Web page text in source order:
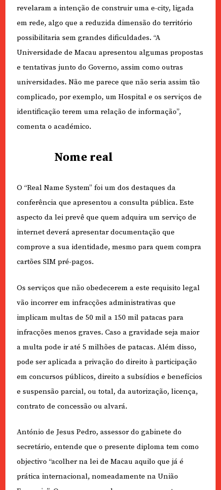
revelaram a intenção de construir uma e-city, ligada
em rede, algo que a reduzida dimensão do território
possibilitaria sem grandes dificuldades. “A
Universidade de Macau apresentou algumas propostas
e tentativas junto do Governo, assim como outras
universidades. Não me parece que não seria assim tão
complicado, por exemplo, um Hospital e os serviços de
identificação terem uma relação de informação”,
comenta o académico.
Nome real
O “Real Name System” foi um dos destaques da
conferência que apresentou a consulta pública. Este
aspecto da lei prevê que quem adquira um serviço de
internet deverá apresentar documentação que
comprove a sua identidade, mesmo para quem compra
cartões SIM pré-pagos.
Os serviços que não obedecerem a este requisito legal
vão incorrer em infracções administrativas que
implicam multas de 50 mil a 150 mil patacas para
infracções menos graves. Caso a gravidade seja maior
a multa pode ir até 5 milhões de patacas. Além disso,
pode ser aplicada a privação do direito à participação
em concursos públicos, direito a subsídios e benefícios
e suspensão parcial, ou total, da autorização, licença,
contrato de concessão ou alvará.
António de Jesus Pedro, assessor do gabinete do
secretário, entende que o presente diploma tem como
objectivo “acolher na lei de Macau aquilo que já é
prática internacional, nomeadamente na União